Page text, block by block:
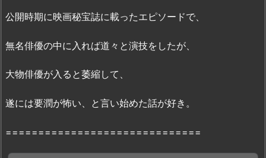
y
o
i
n・
9
公開時期に映画秘宝誌に載ったエピソードで、
無名俳優の中に入れば道々と演技をしたが、
大物俳優が入ると萎縮して、
遂には要潤が怖い、と言い始めた話が好き。
==============================